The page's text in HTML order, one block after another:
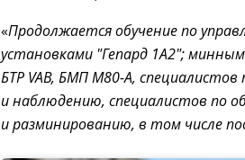
«Продолжается обучение по
установками "Гепард 1A2";
БТР VAB, БМП M80-A,
и наблюдению, специалистов по
и разминированию, в том числе